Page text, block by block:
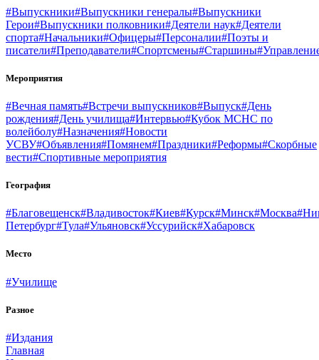
#Выпускники#Выпускники генералы#Выпускники
Герои#Выпускники полковники#Деятели наук#Деятели
спорта#Начальники#Офицеры#Персоналии#Поэты и
писатели#Преподаватели#Спортсмены#Старшины
Мероприятия
#Вечная память#Встречи выпускников#Выпуск#День
рождения#День училища#Интервью#Кубок МСНС по
волейболу#Назначения#Новости
УСВУ#Объявления#Помянем#Праздники#Реформы#Скорбные
вести#Спортивные мероприятия
География
#Благовещенск#Владивосток#Киев#Курск#Минск#Москва
Петербург#Тула#Ульяновск#Уссурийск#Хабаровск
Место
#Училище
Разное
#Издания
Главная